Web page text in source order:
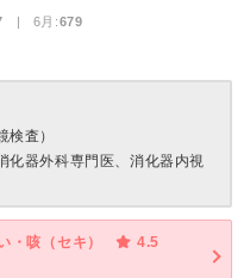
| 6月:679
検査）
化器外科専門医、消化器内視
・咳（セキ）
4.5